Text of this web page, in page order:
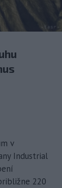
v
Industrial
220